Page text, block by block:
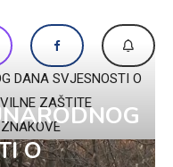
DANA SVJESNOSTI O
ZAŠTITE
O